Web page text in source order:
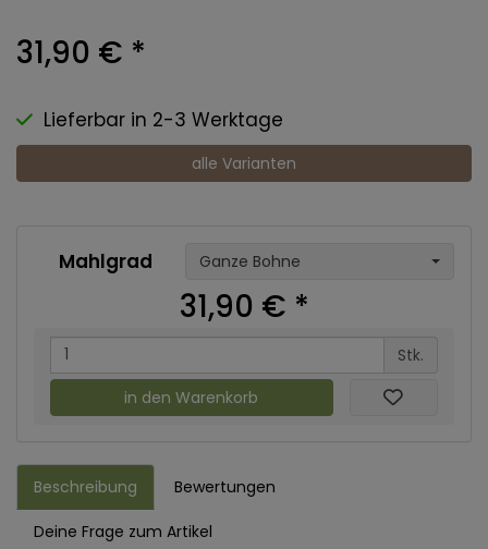
31,90 € *
Lieferbar in 2-3 Werktage
alle Varianten
Mahlgrad Ganze Bohne
31,90 € *
Stk.
in den Warenkorb
Beschreibung Bewertungen
Deine Frage zum Artikel